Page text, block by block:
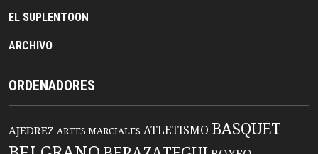
EL SUPLENTOON
ARCHIVO
ORDENADORES
AJEDREZ ARTES MARCIALES ATLETISMO BASQUET